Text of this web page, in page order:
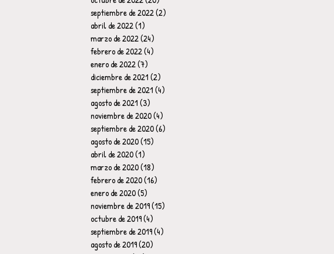
septiembre de 2022(2)
abril de 2022(1)
marzo de 2022(24)
febrero de 2022(4)
enero de 2022(7)
diciembre de 2021(2)
septiembre de 2021(4)
agosto de 2021(3)
noviembre de 2020(4)
septiembre de 2020(6)
agosto de 2020(15)
abril de 2020(1)
marzo de 2020(18)
febrero de 2020(16)
enero de 2020(5)
noviembre de 2019(15)
octubre de 2019(4)
septiembre de 2019(4)
agosto de 2019(20)